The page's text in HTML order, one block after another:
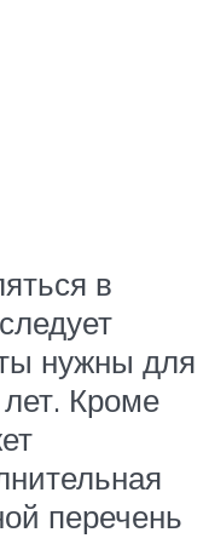
в
нужны для
Кроме
перечень